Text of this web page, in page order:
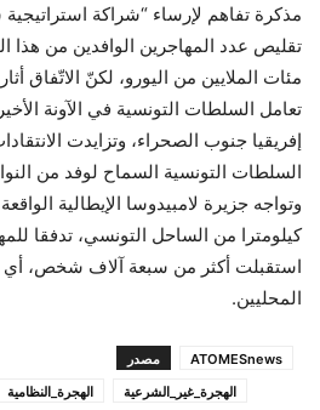
مذكرة تفاهم لإرساء “شراكة
تقليص عدد المهاجرين الوافدين من هذا
مئات الملايين من اليورو، لكنّ الاتّفاق
تعامل السلطات التونسية في الآونة
إفريقيا جنوب الصحراء، وتزايدت
السلطات التونسية السماح لوفد من
كيلومترا من الساحل التونسي، تدفقا
استقبلت أكثر من سبعة آلاف شخص، أي
المحليين.
مصدر
ATOMESnews
الهجرة_النظامية
الهجرة_غير_الشرعية